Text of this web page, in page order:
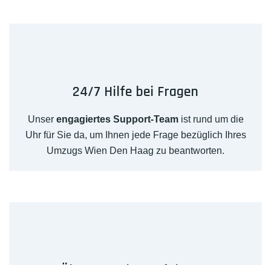
24/7 Hilfe bei Fragen
Unser engagiertes Support-Teamist rund um die
Uhr für Sie da, um Ihnen jede Frage bezüglich Ihres
Umzugs Wien Den Haag zu beantworten.